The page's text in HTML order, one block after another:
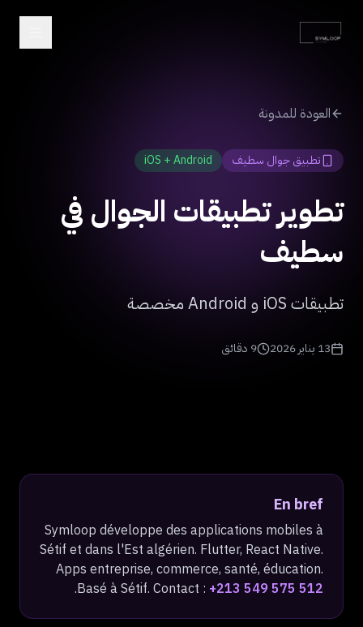
العودة للمدونة
تطبيق جوال سطيف iOS + Android
تطوير تطبيقات الجوال في
سطيف
تطبيقات iOS و Android مخصصة
13 يناير 2026 9 دقائق
En bref
Symloop développe des applications mobiles à
Sétif et dans l'Est algérien. Flutter, React Native.
Apps entreprise, commerce, santé, éducation.
Basé à Sétif. Contact : +213 549 575 512
.